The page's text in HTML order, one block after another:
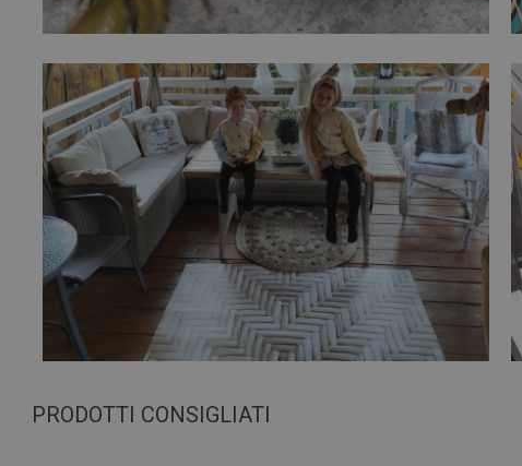
PRODOTTI CONSIGLIATI